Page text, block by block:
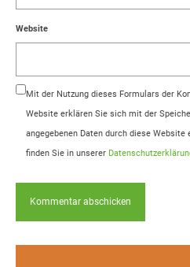
Website
Mit der Nutzung dieses Formulars der
Website erklären Sie sich mit der
angegebenen Daten durch diese
finden Sie in unserer